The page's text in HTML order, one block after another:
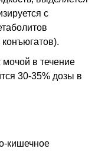
с
в течение
30-35% дозы в
кишечное